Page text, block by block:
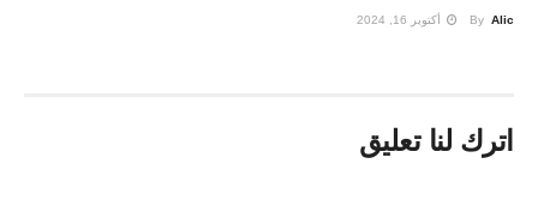
By Alic أكتوبر 16, 2024
اترك لنا تعليق